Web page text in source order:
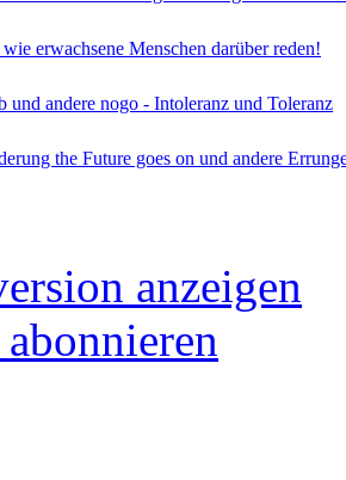
erwachsene Menschen darüber reden!
und andere nogo - Intoleranz und Toleranz
the Future goes on und andere
anzeigen